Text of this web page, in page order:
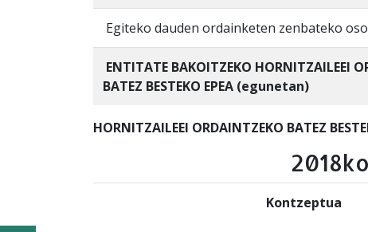
Egiteko dauden ordainketen zenbateko
ENTITATE BAKOITZEKO HORNITZAILEEI
BATEZ BESTEKO EPEA (egunetan)
HORNITZAILEEI ORDAINTZEKO BATEZ
Kontzeptua